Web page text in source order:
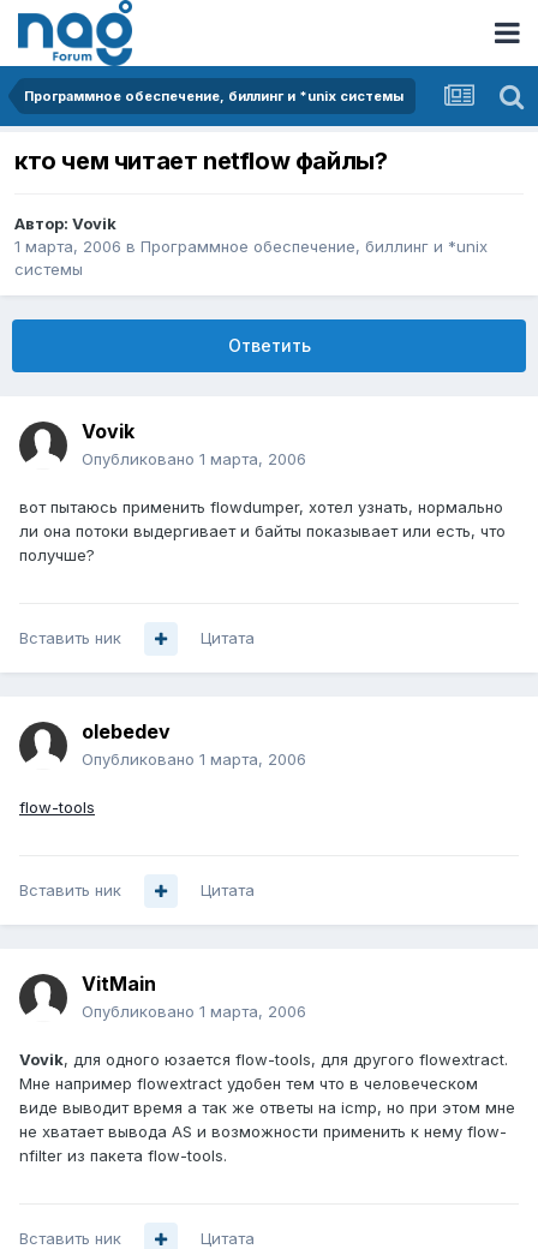
Программное обеспечение, биллинг и *unix системы
кто чем читает netflow файлы?
Автор: Vovik
1 марта, 2006 в Программное обеспечение, биллинг и *unix
системы
Ответить
Vovik
Опубликовано 1 марта, 2006
вот пытаюсь применить flowdumper, хотел узнать, нормально
ли она потоки выдергивает и байты показывает или есть, что
получше?
Вставить ник Цитата
olebedev
Опубликовано 1 марта, 2006
flow-tools
Вставить ник Цитата
VitMain
Опубликовано 1 марта, 2006
Vovik, для одного юзается flow-tools, для другого flowextract.
Мне например flowextract удобен тем что в человеческом
виде выводит время а так же ответы на icmp, но при этом мне
не хватает вывода AS и возможности применить к нему flow-
nfilter из пакета flow-tools.
Вставить ник Цитата